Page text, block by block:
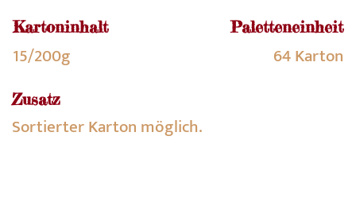
Kartoninhalt Paletteneinheit
15/200g 64 Karton
Zusatz
Sortierter Karton möglich.